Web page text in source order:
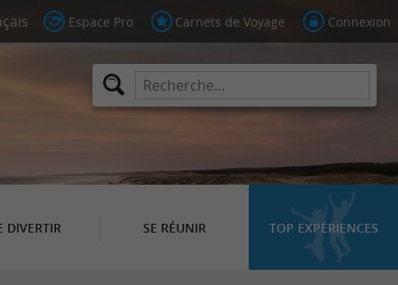
Espace Pro Carnets de Voyage Connexion
DIVERTIR SE RÉUNIR TOP EXPÉRIENCES